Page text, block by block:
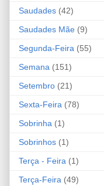
Saudades (42)
Saudades Mãe (9)
Segunda-Feira (55)
Semana (151)
Setembro (21)
Sexta-Feira (78)
Sobrinha (1)
Sobrinhos (1)
Terça - Feira (1)
Terça-Feira (49)